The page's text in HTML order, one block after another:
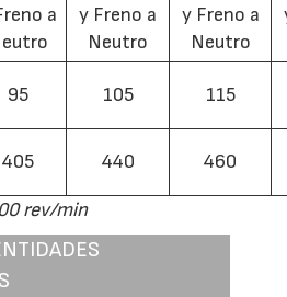
a
y Freno a
Neutro
y Freno a
Neutro
95 105 115
405 440 460
rev/min